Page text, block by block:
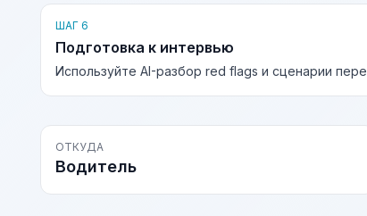
ШАГ 6
Подготовка к интервью
Используйте AI-разбор red flags и сценарии
ОТКУДА
Водитель